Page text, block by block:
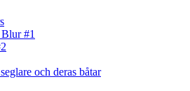
#1
och deras båtar